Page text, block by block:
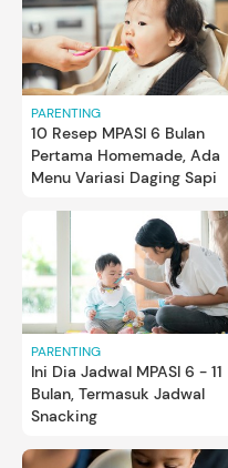
PARENTING
10 Resep MPASI 6 Bulan
Pertama Homemade, Ada
Menu Variasi Daging Sapi
PARENTING
Ini Dia Jadwal MPASI 6 - 11
Bulan, Termasuk Jadwal
Snacking